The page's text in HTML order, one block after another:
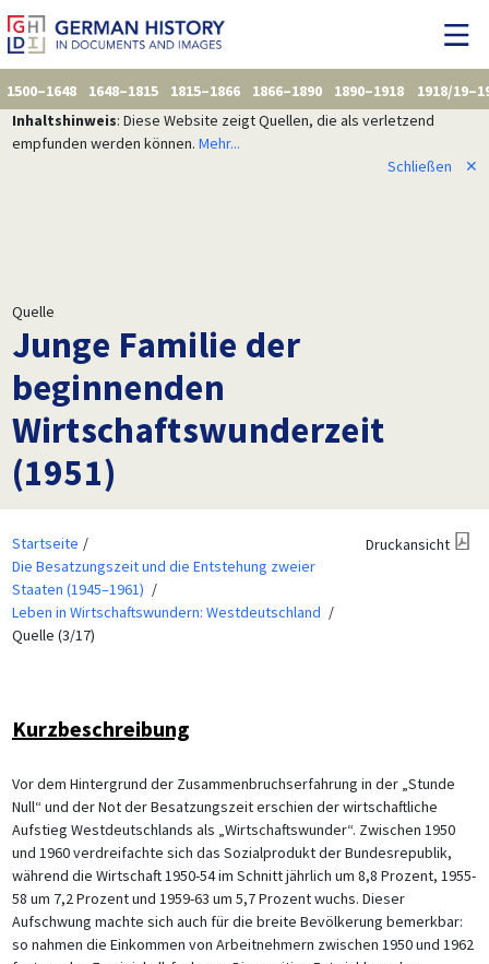
1500–1648 1648–1815 1815–1866 1866–1890 1890–1918
1918/
Inhaltshinweis: Diese Website zeigt Quellen, die als verletzend
empfunden werden können. Mehr...
Schließen
✕
Quelle
Junge Familie der
beginnenden
Wirtschaftswunderzeit
(1951)
Startseite
Die Besatzungszeit und die Entstehung zweier
Staaten (1945–1961)
Leben in Wirtschaftswundern: Westdeutschland
Quelle (3/17)
Druckansicht
Kurzbeschreibung
Vor dem Hintergrund der Zusammenbruchserfahrung in der „Stunde
Null“ und der Not der Besatzungszeit erschien der wirtschaftliche
Aufstieg Westdeutschlands als „Wirtschaftswunder“. Zwischen 1950
und 1960 verdreifachte sich das Sozialprodukt der Bundesrepublik,
während die Wirtschaft 1950-54 im Schnitt jährlich um 8,8 Prozent, 1955-
58 um 7,2 Prozent und 1959-63 um 5,7 Prozent wuchs. Dieser
Aufschwung machte sich auch für die breite Bevölkerung bemerkbar:
so nahmen die Einkommen von Arbeitnehmern zwischen 1950 und 1962